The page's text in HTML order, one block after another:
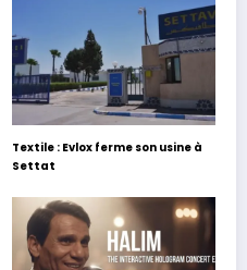
Textile : Evlox ferme son usine à
Settat